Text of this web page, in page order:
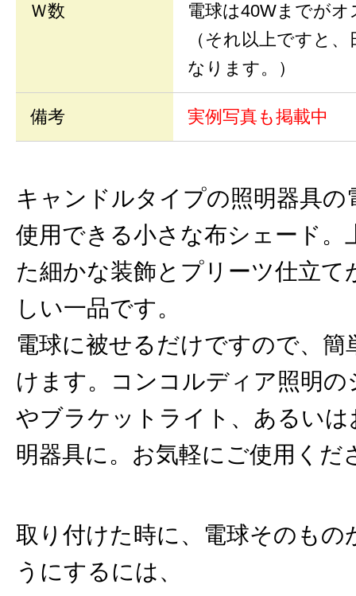
Ｗ数
電球は40Wまでが
（それ以上ですと
なります。）
備考 実例写真も掲載中
キャンドルタイプの照明器具の
使用できる小さな布シェード。
た細かな装飾とプリーツ仕立て
しい一品です。
電球に被せるだけですので、簡
けます。コンコルディア照明
やブラケットライト、あるいは
明器具に。お気軽にご使用くだ
取り付けた時に、電球そのもの
うにするには、